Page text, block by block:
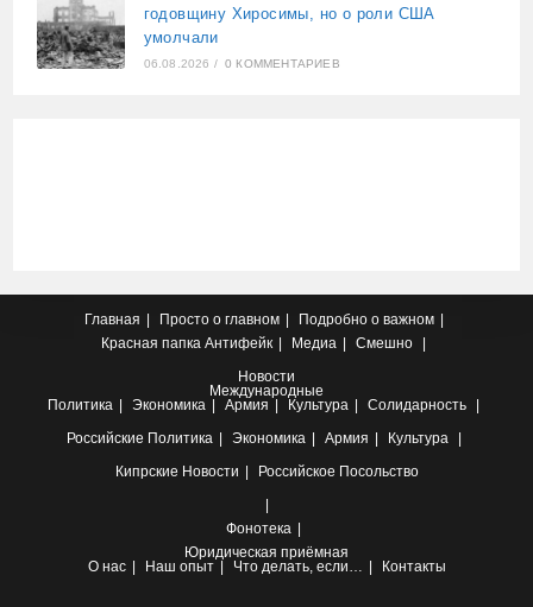
годовщину Хиросимы, но о роли США
умолчали
06.08.2026 / 0 КОММЕНТАРИЕВ
Главная Просто о главном
Подробно о важном
Красная папка Антифейк Медиа
Смешно
Новости
Международные
Политика
Экономика Армия Культура
Солидарность
Российские Политика Экономика Армия
Культура
Кипрские Новости Российское Посольство
Фонотека
Юридическая приёмная
О нас
Наш опыт Что делать, если… Контакты